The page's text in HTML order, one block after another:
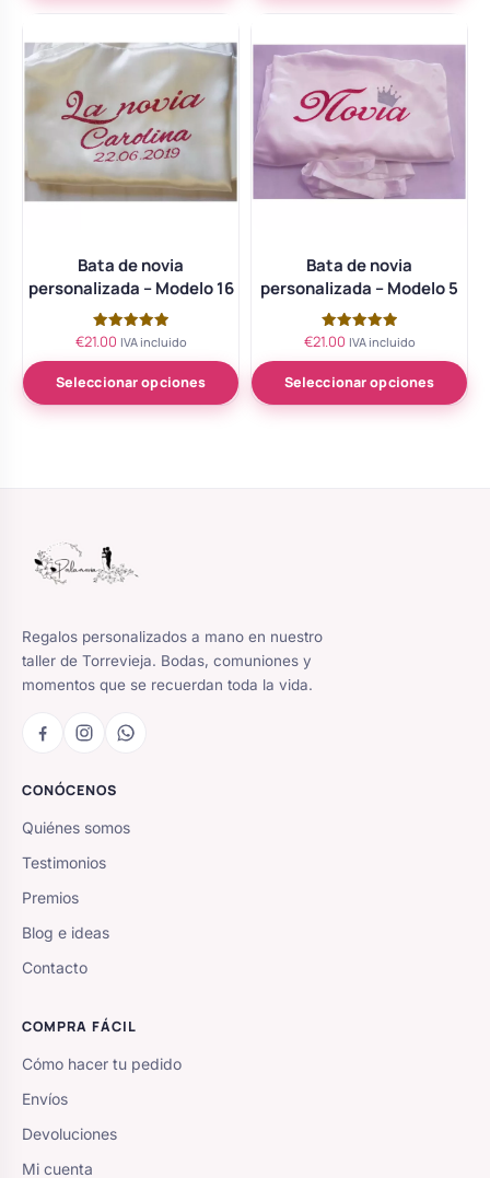
Bata de novia
personalizada – Modelo 16
Valorado
5.00
de 5
€21.00 IVA incluido
Seleccionar opciones
Bata de novia
personalizada – Modelo 5
Valorado
5.00
de 5
€21.00 IVA incluido
Seleccionar opciones
Regalos personalizados a mano en nuestro
taller de Torrevieja. Bodas, comuniones y
momentos que se recuerdan toda la vida.
CONÓCENOS
Quiénes somos
Testimonios
Premios
Blog e ideas
Contacto
COMPRA FÁCIL
Cómo hacer tu pedido
Envíos
Devoluciones
Mi cuenta